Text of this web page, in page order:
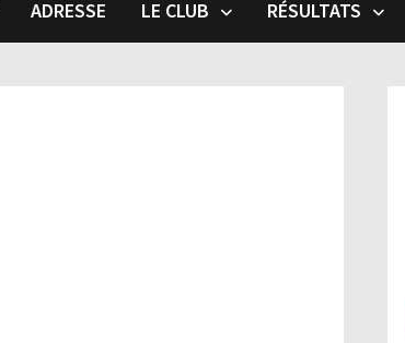
ADRESSE LE CLUB RÉSULTATS